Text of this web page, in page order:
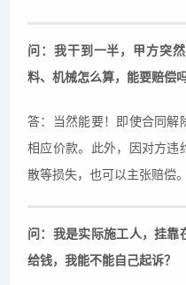
问：我干到一半，甲方突
料、机械怎么算，能要赔偿吗
答：当然能要！即使合同解
相应价款。此外，因对方违
散等损失，也可以主张赔偿。
问：我是实际施工人，挂靠
给钱，我能不能自己起诉？